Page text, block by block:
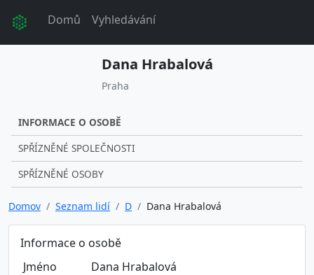
Domů Vyhledávání
Dana Hrabalová
Praha
INFORMACE O OSOBĚ
SPŘÍZNĚNÉ SPOLEČNOSTI
SPŘÍZNĚNÉ OSOBY
Domov Seznam lidí D Dana Hrabalová
Informace o osobě
Jméno
Dana Hrabalová